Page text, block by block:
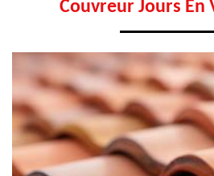
Couvreur Jours En